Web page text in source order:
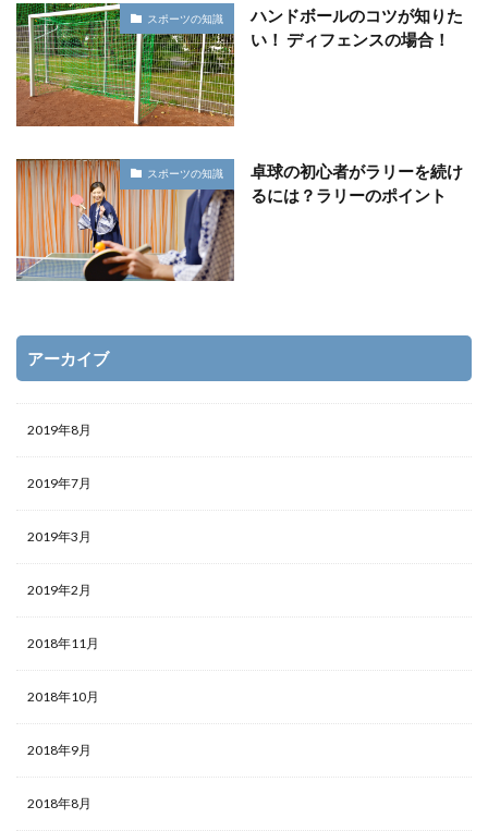
スポーツの知識
ハンドボールのコツが知りた
い！ ディフェンスの場合！
スポーツの知識
卓球の初心者がラリーを続け
るには？ラリーのポイント
アーカイブ
2019年8月
2019年7月
2019年3月
2019年2月
2018年11月
2018年10月
2018年9月
2018年8月